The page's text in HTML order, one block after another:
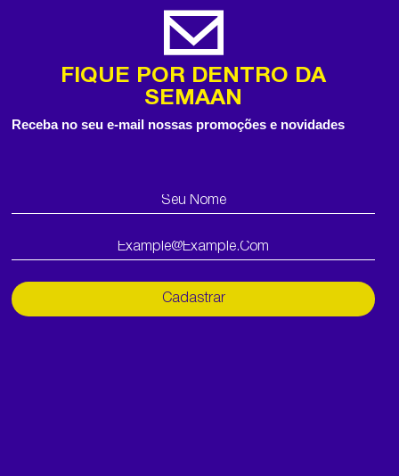
FIQUE POR DENTRO DA
SEMAAN
Receba no seu e-mail nossas promoções e novidades
Cadastrar